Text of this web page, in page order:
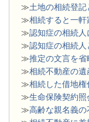
≫土地の相続登
≫相続すると一
≫認知症の相続人
≫認知症の相続
≫推定の文言を
≫相続不動産の
≫相続した借地権
≫生命保険契約照
≫高齢な親名義